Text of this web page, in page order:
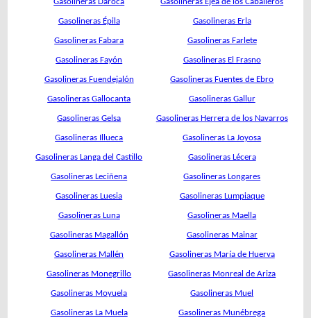
Gasolineras Épila Gasolineras Erla
Gasolineras Fabara Gasolineras Farlete
Gasolineras Fayón Gasolineras El Frasno
Gasolineras Fuendejalón Gasolineras Fuentes de Ebro
Gasolineras Gallocanta Gasolineras Gallur
Gasolineras Gelsa Gasolineras Herrera de los Navarros
Gasolineras Illueca Gasolineras La Joyosa
Gasolineras Langa del Castillo Gasolineras Lécera
Gasolineras Leciñena Gasolineras Longares
Gasolineras Luesia Gasolineras Lumpiaque
Gasolineras Luna Gasolineras Maella
Gasolineras Magallón Gasolineras Mainar
Gasolineras Mallén Gasolineras María de Huerva
Gasolineras Monegrillo Gasolineras Monreal de Ariza
Gasolineras Moyuela Gasolineras Muel
Gasolineras La Muela Gasolineras Munébrega